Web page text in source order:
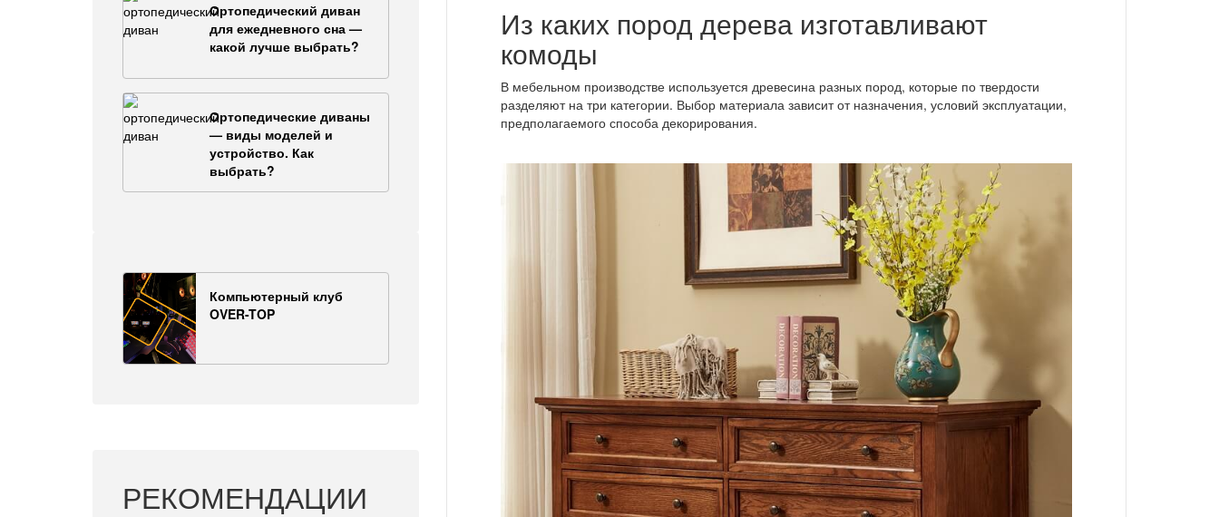
Ортопедический диван
для ежедневного сна —
какой лучше выбрать?
Ортопедические диваны
— виды моделей и
устройство. Как
выбрать?
Компьютерный клуб
OVER-TOP
РЕКОМЕНДАЦИИ
Из каких пород дерева изготавливают
комоды
В мебельном производстве используется древесина разных пород, которые по твердости
разделяют на три категории. Выбор материала зависит от назначения, условий эксплуатации,
предполагаемого способа декорирования.